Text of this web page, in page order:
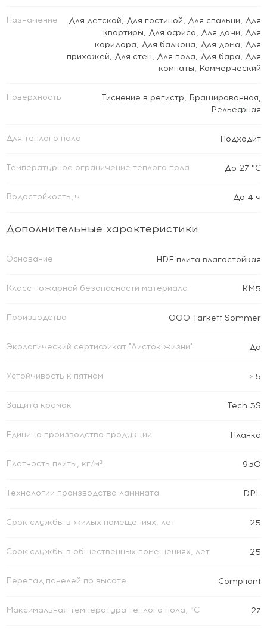
Назначение Для детской, Для гостиной, Для спальни, Для
квартиры, Для офиса, Для дачи, Для
коридора, Для балкона, Для дома, Для
прихожей, Для стен, Для пола, Для бара, Для
комнаты, Коммерческий
Поверхность Тиснение в регистр, Брашированная,
Рельефная
Для теплого пола Подходит
Температурное ограничение тёплого пола До 27 °C
Водостойкость, ч До 4 ч
Дополнительные характеристики
Основание HDF плита влагостойкая
Класс пожарной безопасности материала КМ5
Производство OOO Tarkett Sommer
Экологический сертификат "Листок жизни" Да
Устойчивость к пятнам ≥ 5
Защита кромок Tech 3S
Единица производства продукции Планка
Плотность плиты, кг/м³ 930
Технологии производства ламината DPL
Срок службы в жилых помещениях, лет 25
Срок службы в общественных помещениях, лет 25
Перепад панелей по высоте Compliant
Максимальная температура теплого пола, °C 27